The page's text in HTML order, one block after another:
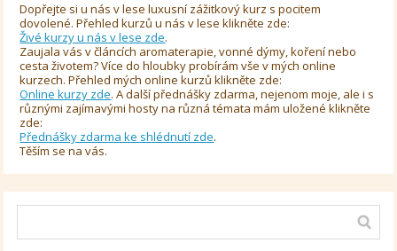
Dopřejte si u nás v lese luxusní zážitkový kurz s pocitem
dovolené. Přehled kurzů u nás v lese klikněte zde:
Živé kurzy u nás v lese zde.
Zaujala vás v článcích aromaterapie, vonné dýmy, koření nebo
cesta životem? Více do hloubky probírám vše v mých online
kurzech. Přehled mých online kurzů klikněte zde:
Online kurzy zde. A další přednášky zdarma, nejenom moje, ale i s
různými zajímavými hosty na různá témata mám uložené klikněte
zde:
Přednášky zdarma ke shlédnutí zde.
Těším se na vás.